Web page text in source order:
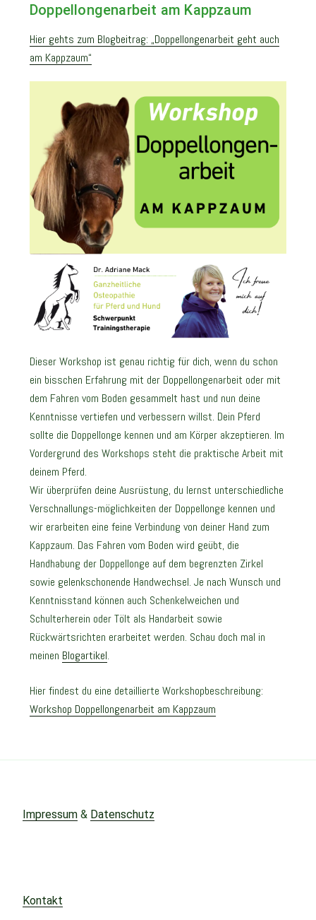
Doppellongenarbeit am Kappzaum
Hier gehts zum Blogbeitrag: „Doppellongenarbeit geht auch
am Kappzaum“
Dieser Workshop ist genau richtig für dich, wenn du schon
ein bisschen Erfahrung mit der Doppellongenarbeit oder mit
dem Fahren vom Boden gesammelt hast und nun deine
Kenntnisse vertiefen und verbessern willst. Dein Pferd
sollte die Doppellonge kennen und am Körper akzeptieren. Im
Vordergrund des Workshops steht die praktische Arbeit mit
deinem Pferd.
Wir überprüfen deine Ausrüstung, du lernst unterschiedliche
Verschnallungs-möglichkeiten der Doppellonge kennen und
wir erarbeiten eine feine Verbindung von deiner Hand zum
Kappzaum. Das Fahren vom Boden wird geübt, die
Handhabung der Doppellonge auf dem begrenzten Zirkel
sowie gelenkschonende Handwechsel. Je nach Wunsch und
Kenntnisstand können auch Schenkelweichen und
Schulterherein oder Tölt als Handarbeit sowie
Rückwärtsrichten erarbeitet werden. Schau doch mal in
meinen Blogartikel.
Hier findest du eine detaillierte Workshopbeschreibung:
Workshop Doppellongenarbeit am Kappzaum
Impressum & Datenschutz
Kontakt